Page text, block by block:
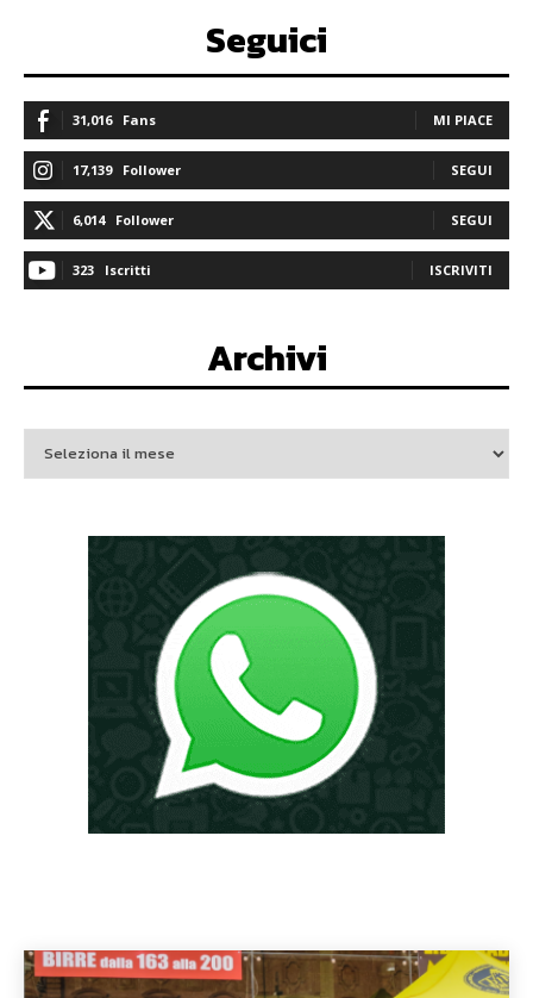
Seguici
31,016 Fans MI PIACE
17,139 Follower SEGUI
6,014 Follower SEGUI
323 Iscritti ISCRIVITI
Archivi